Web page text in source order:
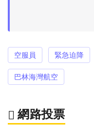
空服員 緊急迫降
巴林海灣航空
網路投票